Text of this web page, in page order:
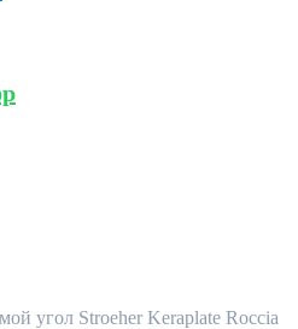
угол Stroeher Keraplate Roccia